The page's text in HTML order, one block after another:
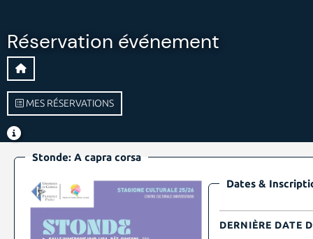
Réservation événement
MES RÉSERVATIONS
Stonde: A capra corsa
Dates &
DERNIÈRE DATE